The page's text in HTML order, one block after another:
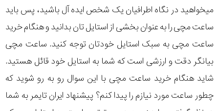
میخواهید در نگاه اطرافیان یک شخص ایده آل باشید، پس باید
ساعت مچی را به عنوان بخشی از استایل تان بدانید و هنگام خرید
ساعت مچی به سبک استایل خودتان توجه کنید. ساعت مچی
بیانگر دقت و ارزشی است که شما به استایل خود قائل هستید.
شاید هنگام خرید ساعت مچی با این سوال رو به رو شوید که
چطور ساعت مورد نیازم را پیدا کنم؟ پیشنهاد ایران تایمر به شما